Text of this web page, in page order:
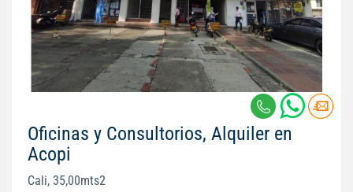
Oficinas y Consultorios, Alquiler en
Acopi
Cali, 35,00mts2